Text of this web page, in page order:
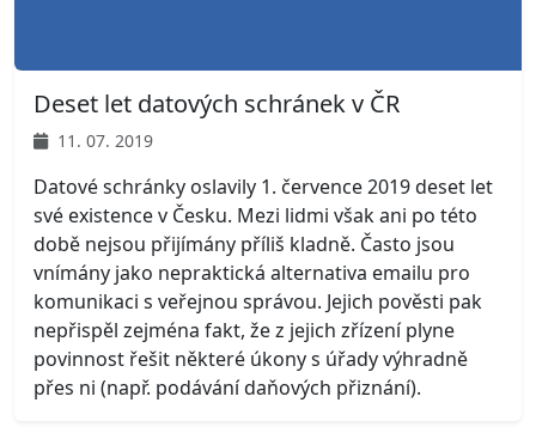
Deset let datových schránek v ČR
11. 07. 2019
Datové schránky oslavily 1. července 2019 deset let
své existence v Česku. Mezi lidmi však ani po této
době nejsou přijímány příliš kladně. Často jsou
vnímány jako nepraktická alternativa emailu pro
komunikaci s veřejnou správou. Jejich pověsti pak
nepřispěl zejména fakt, že z jejich zřízení plyne
povinnost řešit některé úkony s úřady výhradně
přes ni (např. podávání daňových přiznání).